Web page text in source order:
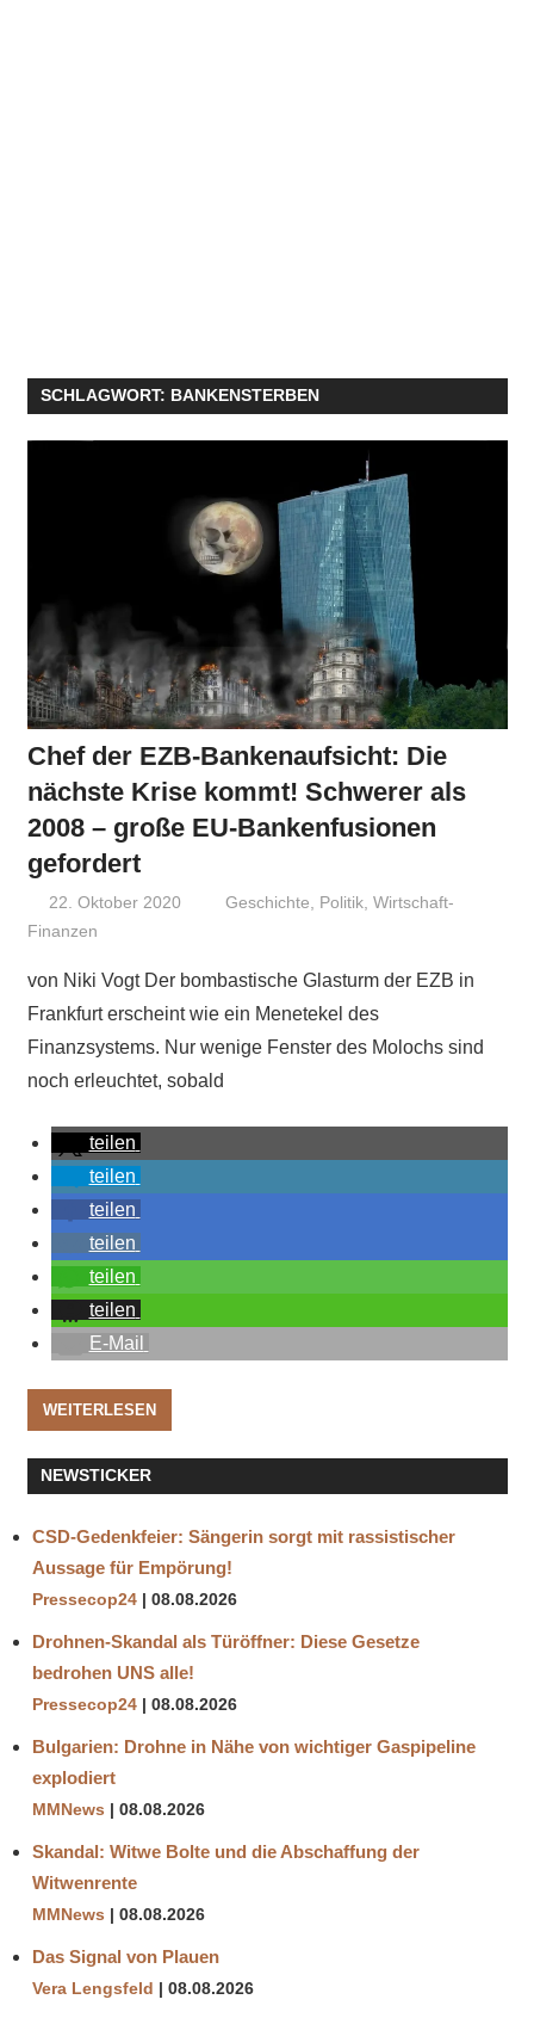
SCHLAGWORT: BANKENSTERBEN
Chef der EZB-Bankenaufsicht: Die
nächste Krise kommt! Schwerer als
2008 – große EU-Bankenfusionen
gefordert
22. Oktober 2020 Niki Vogt
Geschichte, Politik,Wirtschaft-
Finanzen
von Niki Vogt Der bombastische Glasturm der EZB in
Frankfurt erscheint wie ein Menetekel des
Finanzsystems. Nur wenige Fenster des Molochs sind
noch erleuchtet, sobald
teilen
teilen
teilen
teilen
teilen
teilen
E-Mail
WEITERLESEN
NEWSTICKER
CSD-Gedenkfeier: Sängerin sorgt mit rassistischer
Aussage für Empörung!
Pressecop24 08.08.2026
Drohnen-Skandal als Türöffner: Diese Gesetze
bedrohen UNS alle!
Pressecop24 08.08.2026
Bulgarien: Drohne in Nähe von wichtiger Gaspipeline
explodiert
MMNews 08.08.2026
Skandal: Witwe Bolte und die Abschaffung der
Witwenrente
MMNews 08.08.2026
Das Signal von Plauen
Vera Lengsfeld 08.08.2026